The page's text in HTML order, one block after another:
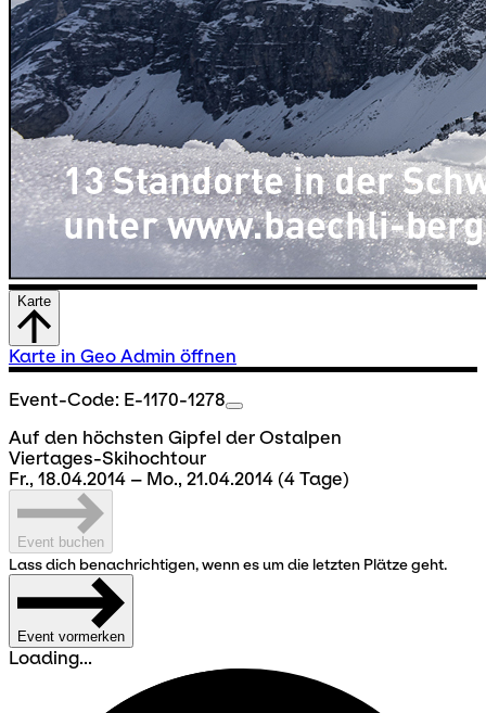
Karte
Karte in Geo Admin öffnen
Event-Code: E-1170-1278
Auf den höchsten Gipfel der Ostalpen
Viertages-Skihochtour
Fr., 18.04.2014 – Mo., 21.04.2014 (4 Tage)
Event buchen
Lass dich benachrichtigen, wenn es um die letzten Plätze geht.
Event vormerken
Loading...